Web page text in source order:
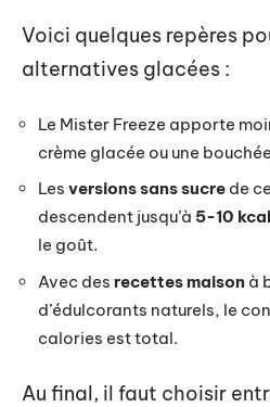
Voici quelques repères
alternatives glacées :
Le Mister Freeze apporte
crème glacée ou une
Les versions sans sucre de
descendent jusqu’à 5-10
le goût.
Avec des recettes maison à
d’édulcorants naturels, le
calories est total.
Au final, il faut choisir